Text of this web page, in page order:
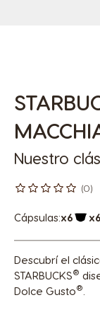
Nuestro
(0)
Cápsulas:x6 x6
Descubrí el
STARBUCKS®
Dolce Gusto®